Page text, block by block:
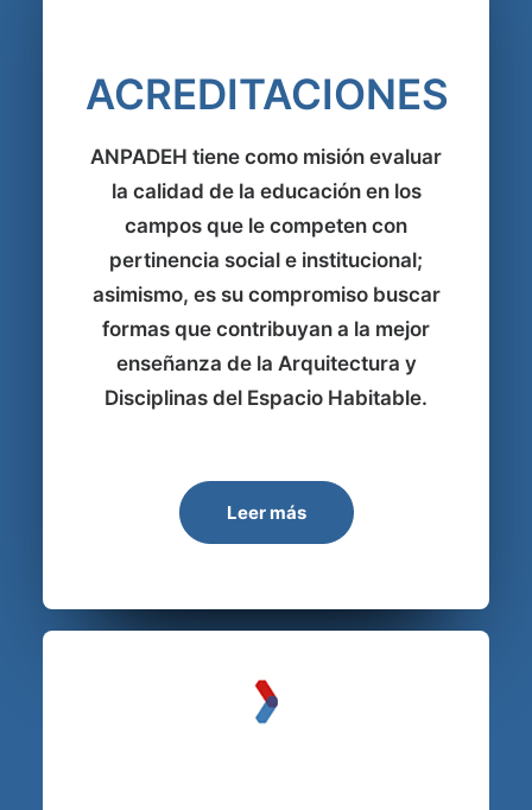
ACREDITACIONES
ANPADEH tiene como misión evaluar
la calidad de la educación en los
campos que le competen con
pertinencia social e institucional;
asimismo, es su compromiso buscar
formas que contribuyan a la mejor
enseñanza de la Arquitectura y
Disciplinas del Espacio Habitable.
Leer más